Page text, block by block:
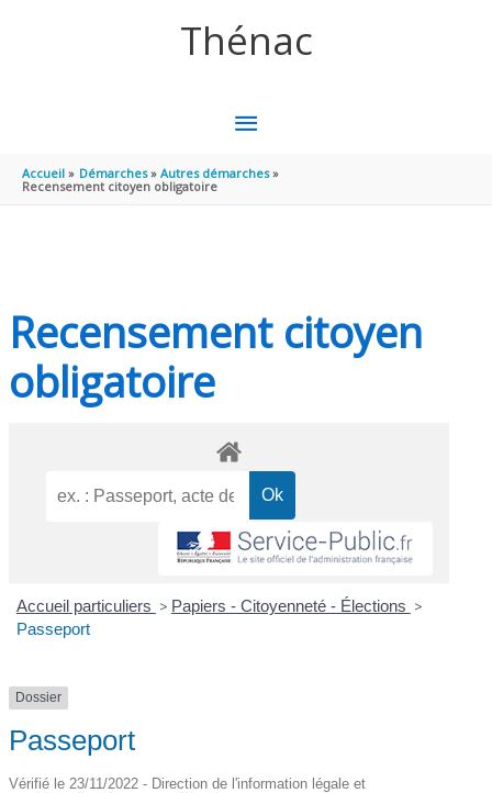
Thénac
MENU
PRINCIPAL
Accueil Démarches
Autres démarches
Recensement citoyen obligatoire
Recensement citoyen
obligatoire
Accueil particuliers > Papiers - Citoyenneté - Élections >
Passeport
Dossier
Passeport
Vérifié le 23/11/2022 - Direction de l'information légale et